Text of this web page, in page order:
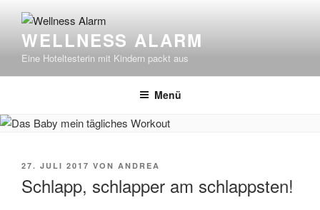
Inhalt
springenWELLNESS ALARM
Eine Hoteltesterin mit Kindern packt aus
Menü
VERÖFFENTLICHT
27. JULI 2017 VON ANDREA
Schlapp, schlapper am schlappsten!